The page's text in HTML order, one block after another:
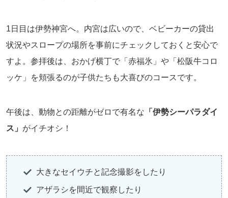
1日目は伊勢神宮へ。内宮は広いので、ベビーカーの貸出
状況やスロープの場所を事前にチェックしておくと安心で
すよ。参拝後は、おかげ横丁で「赤福氷」や「松阪牛コロ
ッケ」を頬張るのが子供たちも大喜びのコースです。
午後は、動物との距離がゼロで有名な 「伊勢シーパラダイ
ス」 がイチオシ！
大きなセイウチと記念撮影をしたり
アザラシを間近で観察したり